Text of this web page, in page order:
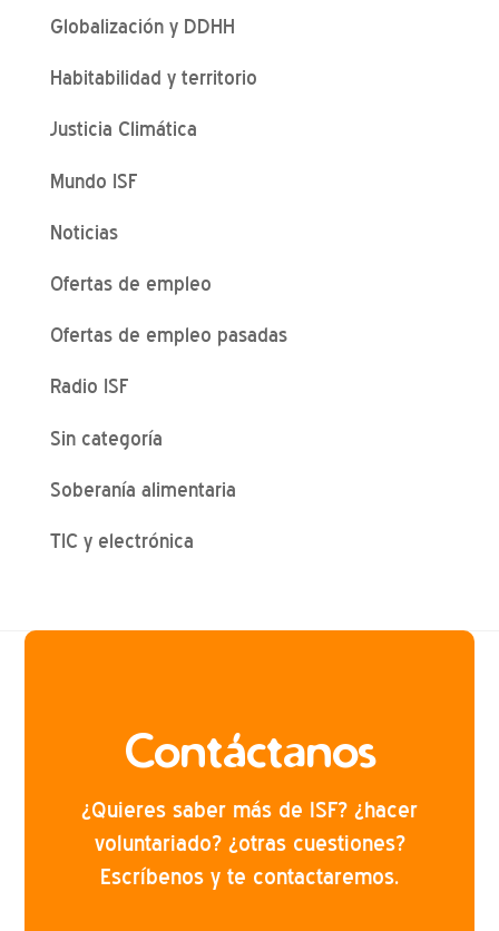
Globalización y DDHH
Habitabilidad y territorio
Justicia Climática
Mundo ISF
Noticias
Ofertas de empleo
Ofertas de empleo pasadas
Radio ISF
Sin categoría
Soberanía alimentaria
TIC y electrónica
Contáctanos
¿Quieres saber más de ISF? ¿hacer
voluntariado? ¿otras cuestiones?
Escríbenos y te contactaremos.